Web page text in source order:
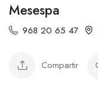
Mesespa
968 20 65 47
Compartir